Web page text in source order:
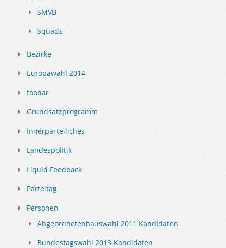
SMVB
Squads
Bezirke
Europawahl 2014
foobar
Grundsatzprogramm
Innerparteiliches
Landespolitik
Liquid Feedback
Parteitag
Personen
Abgeordnetenhauswahl 2011 Kandidaten
Bundestagswahl 2013 Kandidaten